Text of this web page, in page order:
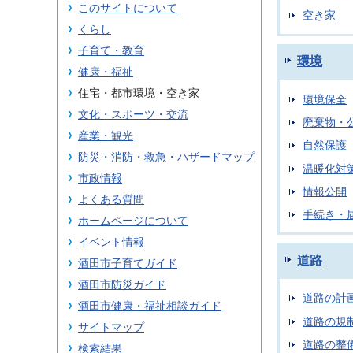
空き家
環境
環境保全
廃棄物・
自然保護
温暖化対
情報公開
手続き・
道路
道路の計
道路の規
道路の整
このサイトについて
くらし
子育て・教育
健康・福祉
住宅・都市環境・空き家
文化・スポーツ・交流
産業・観光
防災・消防・救急・ハザードマップ
市政情報
よくある質問
ホームページについて
イベント情報
酒田市子育てガイド
酒田市防災ガイド
酒田市健康・福祉相談ガイド
サイトマップ
検索結果